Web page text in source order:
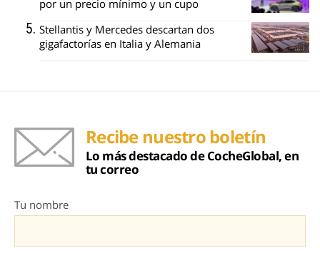
por un precio mínimo y un cupo
Stellantis y Mercedes descartan dos
gigafactorías en Italia y Alemania
Recibe nuestro boletín
Lo más destacado de CocheGlobal, en
tu correo
Tu nombre